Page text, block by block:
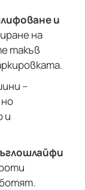
и
на
такъв
–
и